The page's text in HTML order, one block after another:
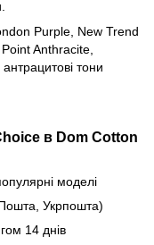
Purple, New Trend
Anthracite,
тони
в Dom Cotton
моделі
Укрпошта)
14 днів